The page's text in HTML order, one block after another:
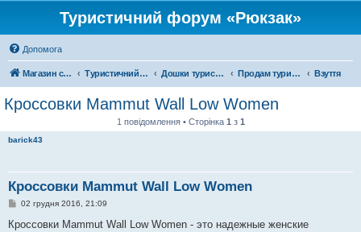
Туристичний форум «Рюкзак»
Допомога
Магазин спорядження Туристичний форум «Рюкзак» Дошки туристичних оголошень Продам туристичне спорядження Взуття
Кроссовки Mammut Wall Low Women
1 повідомлення • Сторінка 1 з 1
barick43
Кроссовки Mammut Wall Low Women
П
в
02 грудня 2016, 21:09
Кроссовки Mammut Wall Low Women - это надежные женские